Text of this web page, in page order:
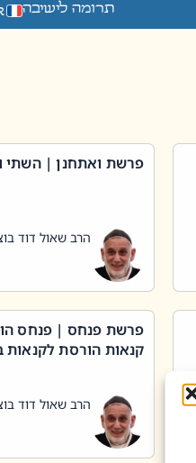
תרומה לישיבה
פרשת ואתחנן | השתי
הרב שאול דוד
פרשת פנחס | פנחס
קנאות הורסת לקנאות
הרב שאול דוד